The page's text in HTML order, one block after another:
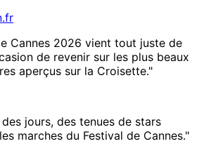
Cannes 2026 vient tout juste de
de revenir sur les plus beaux
aperçus sur la Croisette."
jours, des tenues de stars
marches du Festival de Cannes."